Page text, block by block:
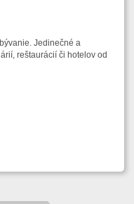
Jedinečné a
reštaurácií či hotelov od